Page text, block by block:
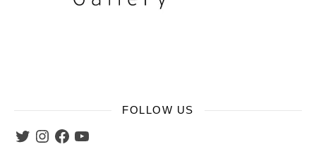
FOLLOW US
TwitterInstagram
FacebookYouTube